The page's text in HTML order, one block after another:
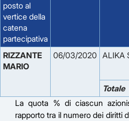
posto al
vertice della
catena
partecipativa
RIZZANTE
MARIO
06/03/2020 ALIKA
Totale
La quota % di ciascun
rapporto tra il numero dei diritti